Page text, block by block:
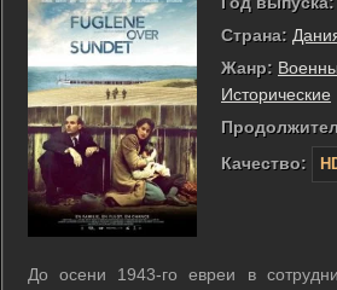
Страна:
Жанр:
Исторические
Качество:
До осени 1943-го евреи в